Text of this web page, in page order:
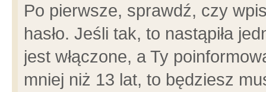
Po pierwsze, sprawdź, czy
hasło. Jeśli tak, to nastąpiła
jest włączone, a Ty
mniej niż 13 lat, to będziesz